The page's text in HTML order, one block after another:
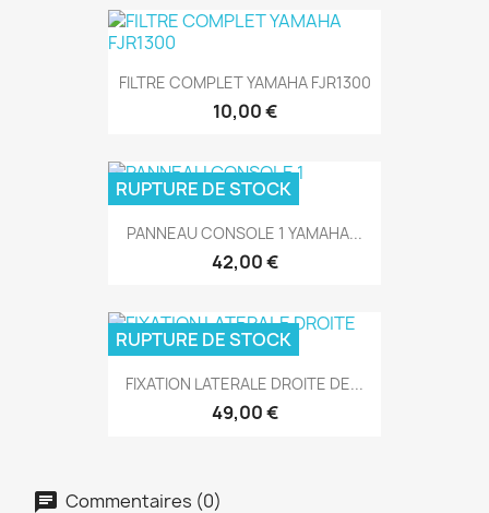
FILTRE COMPLET YAMAHA FJR1300
10,00 €
PANNEAU CONSOLE 1 YAMAHA...
42,00 €
RUPTURE DE STOCK
FIXATION LATERALE DROITE DE...
49,00 €
RUPTURE DE STOCK
Commentaires (0)